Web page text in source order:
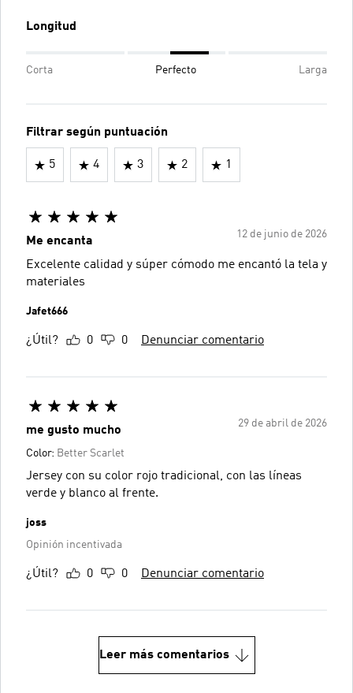
Longitud
Corta Perfecto Larga
Filtrar según puntuación
5 4 3 2 1
12 de junio de 2026
Me encanta
Excelente calidad y súper cómodo me encantó la tela y
materiales
Jafet666
¿Útil? 0 0 Denunciar comentario
29 de abril de 2026
me gusto mucho
Color: Better Scarlet
Jersey con su color rojo tradicional, con las líneas
verde y blanco al frente.
joss
Opinión incentivada
¿Útil? 0 0 Denunciar comentario
Leer más comentarios